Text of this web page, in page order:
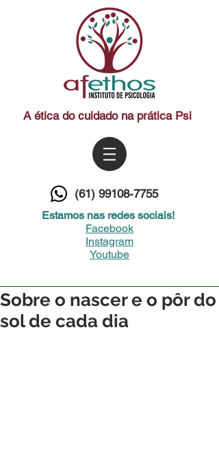
A ética do cuidado na prática Psi
(61) 99108-7755
Estamos nas redes sociais!
Facebook
Instagram
Youtube
Sobre o nascer e o pôr do
sol de cada dia